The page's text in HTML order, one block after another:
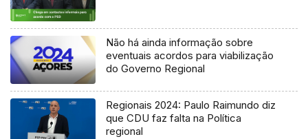
Não há ainda informação sobre
eventuais acordos para viabilização
do Governo Regional
Regionais 2024: Paulo Raimundo diz
que CDU faz falta na Política
regional